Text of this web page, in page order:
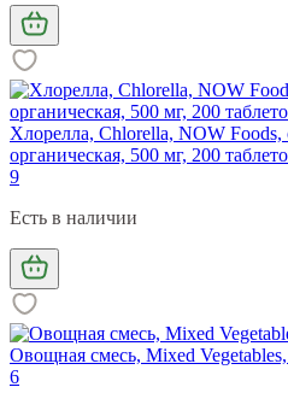
Хлорелла, Chlorella, NOW Foods,
органическая, 500 мг, 200
9
Есть в наличии
Овощная смесь, Mixed
6